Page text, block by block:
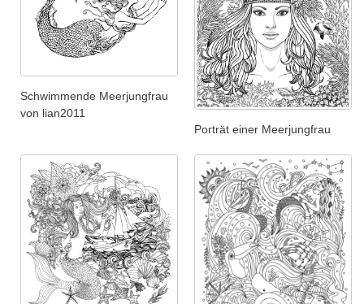
Schwimmende Meerjungfrau
von lian2011
Porträt einer Meerjungfrau